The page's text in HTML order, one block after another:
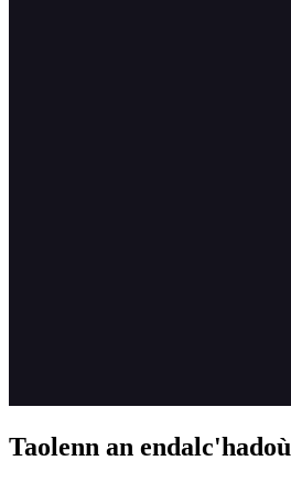
Taolenn an endalc'hadoù